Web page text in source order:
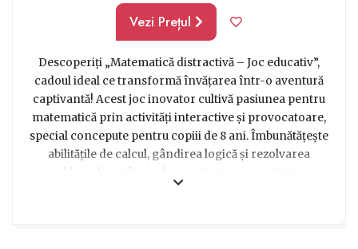
Vezi Prețul
Descoperiți „Matematică distractivă – Joc educativ”,
cadoul ideal ce transformă învățarea într-o aventură
captivantă! Acest joc inovator cultivă pasiunea pentru
matematică prin activități interactive și provocatoare,
special concepute pentru copiii de 8 ani. Îmbunătățește
abilitățile de calcul, gândirea logică și rezolvarea
problemelor, stârnind curiozitatea și creativitatea